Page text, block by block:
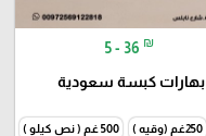
5 - 36 ₪
بهارات كبسة سعودية
250غم (وقيه ) 500 غم ( نص كيلو )